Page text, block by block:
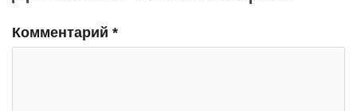
Комментарий *